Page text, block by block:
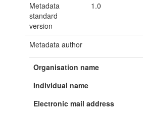
Metadata
standard
version
1.0
Metadata author
Organisation name
Individual name
Electronic mail address